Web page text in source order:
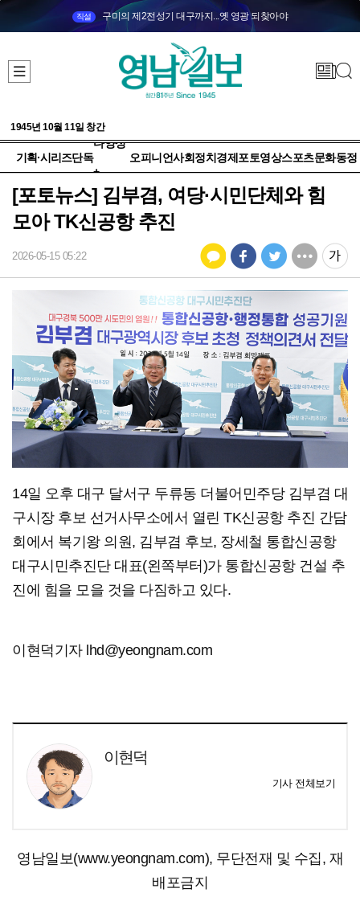
직설 구미의 제2전성기 대구까지...옛 영광 되찾아야
1945년 10월 11일 창간
기획·시리즈단독
다양성
+
오피니언사회정치 경제 포토영상스포츠문화동정
[포토뉴스] 김부겸, 여당·시민단체와 힘
모아 TK신공항 추진
2026-05-15 05:22
14일 오후 대구 달서구 두류동 더불어민주당 김부겸 대
구시장 후보 선거사무소에서 열린 TK신공항 추진 간담
회에서 복기왕 의원, 김부겸 후보, 장세철 통합신공항
대구시민추진단 대표(왼쪽부터)가 통합신공항 건설 추
진에 힘을 모을 것을 다짐하고 있다.
이현덕기자 lhd@yeongnam.com
이현덕
기사 전체보기
영남일보(www.yeongnam.com), 무단전재 및 수집, 재
배포금지